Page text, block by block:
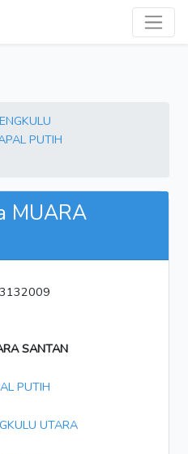
PUTIH
MUARA
SANTAN
PUTIH
UTARA